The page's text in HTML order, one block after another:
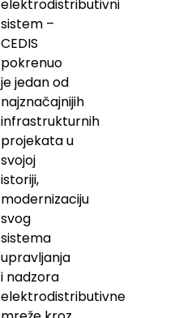
elektrodistributivni
sistem –
CEDIS
pokrenuo
je jedan od
najznačajnijih
infrastrukturnih
projekata u
svojoj
istoriji,
modernizaciju
svog
sistema
upravljanja
i nadzora
elektrodistributivne